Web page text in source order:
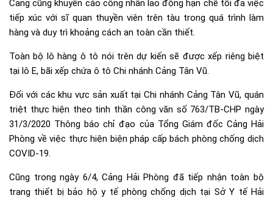
Cảng cũng khuyến cáo công nhân lao động hạn chế tối đa việc
tiếp xúc với sĩ quan thuyền viên trên tàu trong quá trình làm
hàng và duy trì khoảng cách an toàn cần thiết.
Toàn bộ lô hàng ô tô nói trên dự kiến sẽ được xếp riêng biệt
tại lô E, bãi xếp chứa ô tô Chi nhánh Cảng Tân Vũ.
Đối với các khu vực sản xuất tại Chi nhánh Cảng Tân Vũ, quán
triệt thực hiện theo tinh thần công văn số 763/TB-CHP ngày
31/3/2020 Thông báo chỉ đạo của Tổng Giám đốc Cảng Hải
Phòng về việc thực hiện biện pháp cấp bách phòng chống dịch
COVID-19.
Cũng trong ngày 6/4, Cảng Hải Phòng đã tiếp nhận toàn bộ
trang thiết bị bảo hộ y tế phòng chống dịch tại Sở Y tế Hải